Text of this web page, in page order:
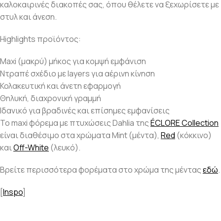
καλοκαιρινές διακοπές σας, όπου θέλετε να ξεχωρίσετε με
στυλ και άνεση.
Highlights προϊόντος:
Maxi (μακρύ) μήκος για κομψή εμφάνιση
Ντραπέ σχέδιο με layers για αέρινη κίνηση
Κολακευτική και άνετη εφαρμογή
Θηλυκή, διαχρονική γραμμή
Ιδανικό για βραδινές και επίσημες εμφανίσεις
To maxi φόρεμα με πτυχώσεις Dahlia τηςÉCLORE Collection
είναι διαθέσιμο στα χρώματα Mint (μέντα), Red (κόκκινο)
καιOff-White (λευκό).
Βρείτε περισσότερα φορέματα στο χρώμα της μένταςεδώ.
[Inspo]